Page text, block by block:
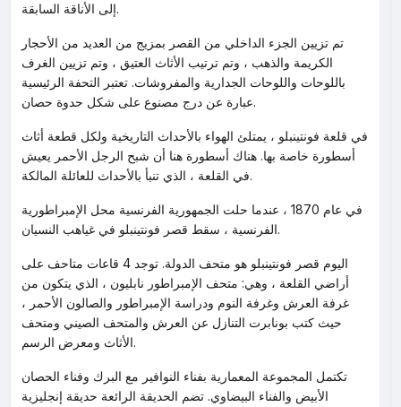
إلى الأناقة السابقة.
تم تزيين الجزء الداخلي من القصر بمزيج من العديد من الأحجار
الكريمة والذهب ، وتم ترتيب الأثاث العتيق ، وتم تزيين الغرف
باللوحات واللوحات الجدارية والمفروشات. تعتبر التحفة الرئيسية
عبارة عن درج مصنوع على شكل حدوة حصان.
في قلعة فونتينبلو ، يمتلئ الهواء بالأحداث التاريخية ولكل قطعة أثاث
أسطورة خاصة بها. هناك أسطورة هنا أن شبح الرجل الأحمر يعيش
في القلعة ، الذي تنبأ بالأحداث للعائلة المالكة.
في عام 1870 ، عندما حلت الجمهورية الفرنسية محل الإمبراطورية
الفرنسية ، سقط قصر فونتينبلو في غياهب النسيان.
اليوم قصر فونتينبلو هو متحف الدولة. توجد 4 قاعات متاحف على
أراضي القلعة ، وهي: متحف الإمبراطور نابليون ، الذي يتكون من
غرفة العرش وغرفة النوم ودراسة الإمبراطور والصالون الأحمر ،
حيث كتب بونابرت التنازل عن العرش والمتحف الصيني ومتحف
الأثاث ومعرض الرسم.
تكتمل المجموعة المعمارية بفناء النوافير مع البرك وفناء الحصان
الأبيض والفناء البيضاوي. تضم الحديقة الرائعة حديقة إنجليزية